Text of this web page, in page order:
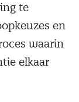
te
en
waarin
elkaar